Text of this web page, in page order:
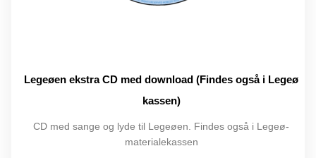
Legeøen ekstra CD med download (Findes også i Legeø
kassen)
CD med sange og lyde til Legeøen. Findes også i Legeø-
materialekassen